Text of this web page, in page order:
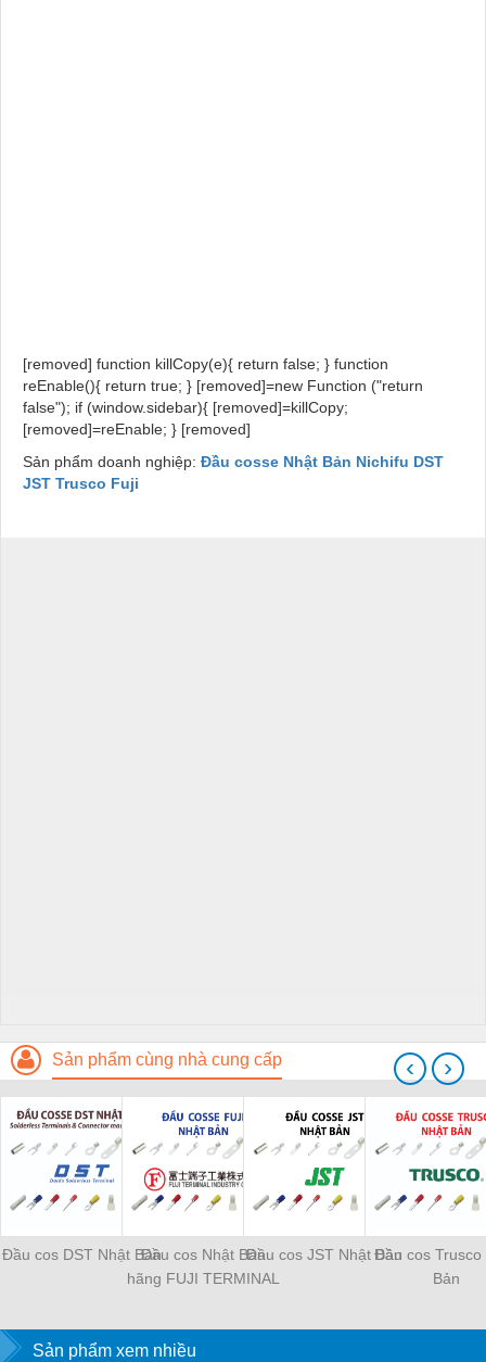
[removed] function killCopy(e){ return false; } function
reEnable(){ return true; } [removed]=new Function ("return
false"); if (window.sidebar){ [removed]=killCopy;
[removed]=reEnable; } [removed]
Sản phẩm doanh nghiệp: Đầu cosse Nhật Bản Nichifu DST
JST Trusco Fuji
Sản phẩm cùng nhà cung cấp
Đầu cos DST Nhật BảnĐầu cos Nhật Bản
hãng FUJI TERMINAL
Đầu cos JST Nhật BảnĐầu cos Trusco
Bản
‹ ›
Sản phẩm xem nhiều